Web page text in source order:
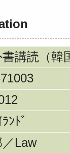
講読（韓
ﾝﾄﾞ
Law